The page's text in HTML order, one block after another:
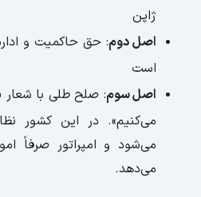
ژاپن
اصل دوم: حق حاکمیت و
است
اصل سوم: صلح طلی با شعار
می‌کنیم». در این کشور
می‌شود و امپراتور صرفاً
می‌دهد.